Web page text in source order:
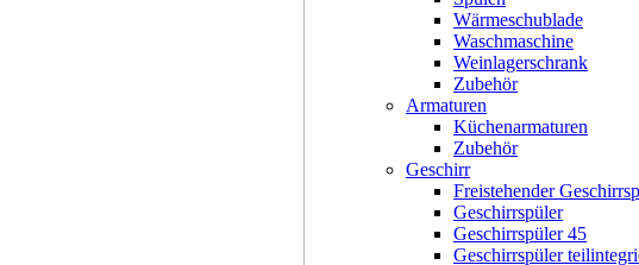
Wärmeschublade
Waschmaschine
Weinlagerschrank
Zubehör
Armaturen
Küchenarmaturen
Zubehör
Geschirr
Freistehender
Geschirrspüler
Geschirrspüler 45
Geschirrspüler